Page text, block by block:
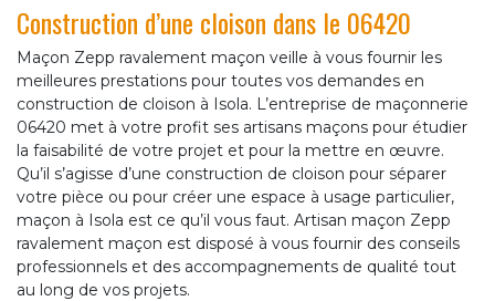
Construction d’une cloison dans le 06420
Maçon Zepp ravalement maçon veille à vous fournir les
meilleures prestations pour toutes vos demandes en
construction de cloison à Isola. L’entreprise de maçonnerie
06420 met à votre profit ses artisans maçons pour étudier
la faisabilité de votre projet et pour la mettre en œuvre.
Qu’il s’agisse d’une construction de cloison pour séparer
votre pièce ou pour créer une espace à usage particulier,
maçon à Isola est ce qu’il vous faut. Artisan maçon Zepp
ravalement maçon est disposé à vous fournir des conseils
professionnels et des accompagnements de qualité tout
au long de vos projets.